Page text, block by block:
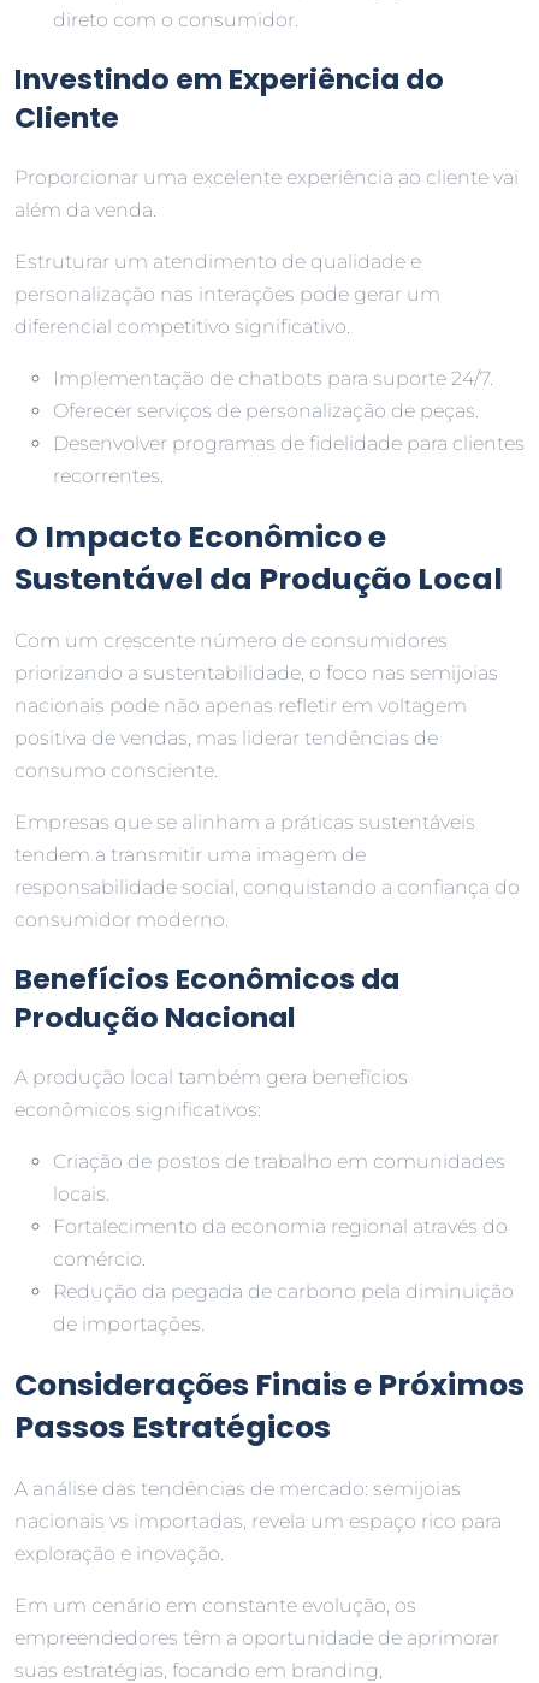
direto com o consumidor.
Investindo em Experiência do
Cliente
Proporcionar uma excelente experiência ao cliente vai
além da venda.
Estruturar um atendimento de qualidade e
personalização nas interações pode gerar um
diferencial competitivo significativo.
Implementação de chatbots para suporte 24/7.
Oferecer serviços de personalização de peças.
Desenvolver programas de fidelidade para clientes
recorrentes.
O Impacto Econômico e
Sustentável da Produção Local
Com um crescente número de consumidores
priorizando a sustentabilidade, o foco nas semijoias
nacionais pode não apenas refletir em voltagem
positiva de vendas, mas liderar tendências de
consumo consciente.
Empresas que se alinham a práticas sustentáveis
tendem a transmitir uma imagem de
responsabilidade social, conquistando a confiança do
consumidor moderno.
Benefícios Econômicos da
Produção Nacional
A produção local também gera benefícios
econômicos significativos:
Criação de postos de trabalho em comunidades
locais.
Fortalecimento da economia regional através do
comércio.
Redução da pegada de carbono pela diminuição
de importações.
Considerações Finais e Próximos
Passos Estratégicos
A análise das tendências de mercado: semijoias
nacionais vs importadas, revela um espaço rico para
exploração e inovação.
Em um cenário em constante evolução, os
empreendedores têm a oportunidade de aprimorar
suas estratégias, focando em branding,